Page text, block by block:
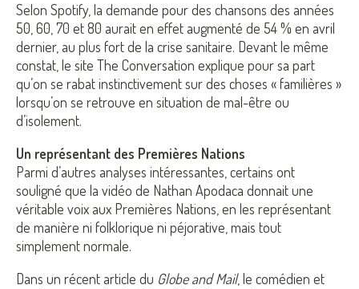
Selon Spotify, la demande pour des chansons des années
50, 60, 70 et 80 aurait en effet augmenté de 54 % en avril
dernier, au plus fort de la crise sanitaire. Devant le même
constat, le site The Conversation explique pour sa part
qu’on se rabat instinctivement sur des choses « familières »
lorsqu’on se retrouve en situation de mal-être ou
d’isolement.
Un représentant des Premières Nations
Parmi d’autres analyses intéressantes, certains ont
souligné que la vidéo de Nathan Apodaca donnait une
véritable voix aux Premières Nations, en les représentant
de manière ni folklorique ni péjorative, mais tout
simplement normale.
Dans un récent article du Globe and Mail, le comédien et